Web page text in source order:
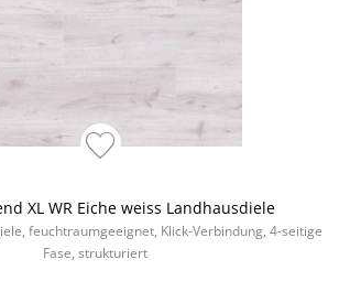
XL WR Eiche weiss Landhausdiele
feuchtraumgeeignet, Klick-Verbindung, 4-seitige
Fase, strukturiert